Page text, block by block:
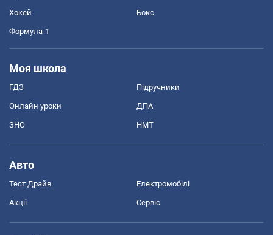
Хокей Бокс
Формула-1
Моя школа
ГДЗ Підручники
Онлайн уроки ДПА
ЗНО НМТ
Авто
Тест Драйв Електромобілі
Акції Сервіс